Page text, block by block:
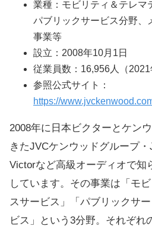
業種：モビリティ＆テレマ
パブリックサービス分野、
事業等
設立：2008年10月1日
従業員数：16,956人（2021
参照公式サイト：
https://
2008年に日本ビクターとケン
きたJVCケンウッドグループ・
Victorなど高級オーディオで知
しています。その事業は「モ
スサービス」「パブリックサ
ビス」という3分野。それぞれ